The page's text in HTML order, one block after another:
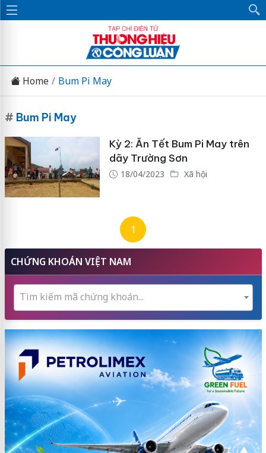
Home Bum Pi May
# Bum Pi May
Kỳ 2: Ăn Tết Bum Pi May trên
dãy Trường Sơn
18/04/2023 Xã hội
1
CHỨNG KHOÁN VIỆT NAM
Tìm kiếm mã chứng khoán...